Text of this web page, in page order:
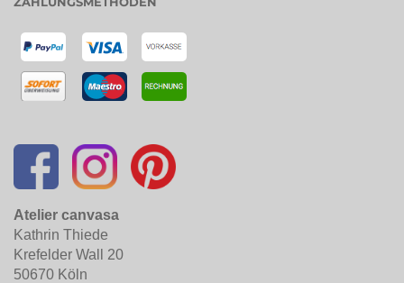
Atelier canvasa
Kathrin Thiede
Krefelder Wall 20
50670 Köln